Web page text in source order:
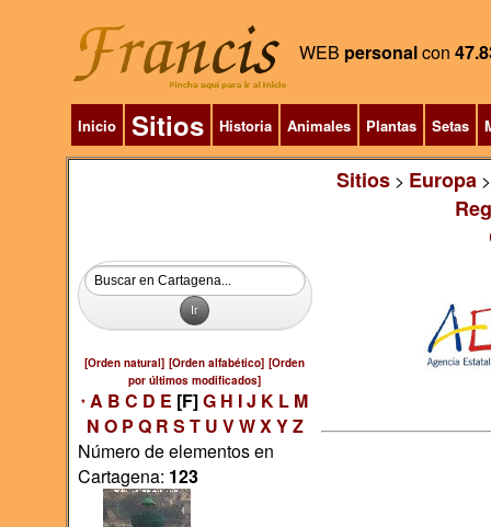
WEB personalcon
Inicio Sitios Historia Animales Plantas Setas
Sitios> Europa
[Orden natural] [Orden alfabético] [Orden
por últimos modificados]
* A B C D E [F]G H IJ K L M
N O P Q R S T U VWXYZ
Número de elementos en
Cartagena: 123